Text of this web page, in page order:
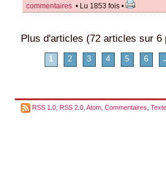
commentaires • Lu 1853 fois •
Plus d'articles (72 articles sur 6
1 2 3 4 5 6
RSS 1.0 RSS 2.0 Atom Commentaires